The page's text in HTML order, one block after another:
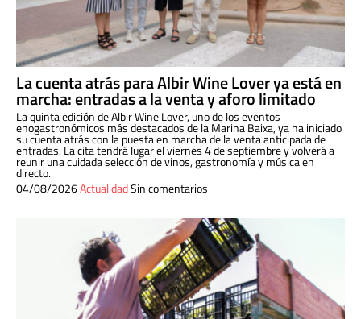
La cuenta atrás para Albir Wine Lover ya está en
marcha: entradas a la venta y aforo limitado
La quinta edición de Albir Wine Lover, uno de los eventos
enogastronómicos más destacados de la Marina Baixa, ya ha iniciado
su cuenta atrás con la puesta en marcha de la venta anticipada de
entradas. La cita tendrá lugar el viernes 4 de septiembre y volverá a
reunir una cuidada selección de vinos, gastronomía y música en
directo.
04/08/2026ActualidadSin comentarios